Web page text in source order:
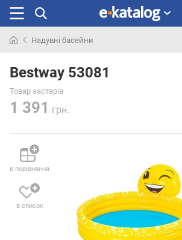
раніше
Надувні басейни
Bestway 53081
Товар застарів
1 391 грн.
в порівняння
в список